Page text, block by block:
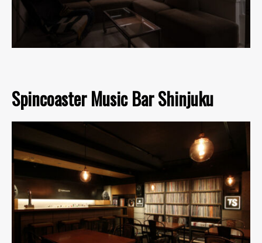
Spincoaster Music Bar Shinjuku